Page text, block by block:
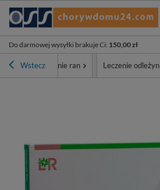
Do darmowej wysyłki brakuje Ci: 150,00 zł
Wstecz
Opatrunki i leczenie ran Leczenie odleżyn